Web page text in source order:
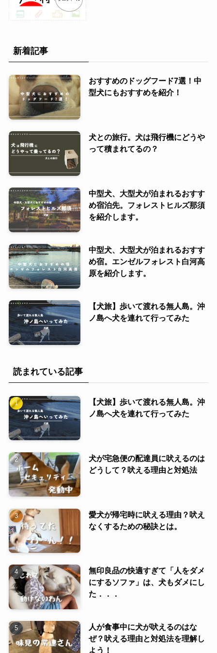
新着記事
おすすめのドッグフード7選！中
型犬にもおすすめを紹介！
犬との旅行。犬は飛行機にどうや
って積まれてるの？
中型犬、大型犬が泊まれるおすす
め宿泊先。フォレストヒルズ那須
を紹介します。
中型犬、大型犬が泊まれるおすす
め宿。エンゼルフォレスト白河高
原を紹介します。
【犬旅】歩いて渡れる無人島。沖
ノ島へ犬を連れて行ってみた
読まれている記事
【犬旅】歩いて渡れる無人島。沖
ノ島へ犬を連れて行ってみた
犬が宅急便の配達員に吠えるのは
どうして？吠える理由と対処法
愛犬が帰宅時に吠える理由？吠え
なくするための秘訣とは。
無印良品の快適すぎて「人をダメ
にするソファ」は、犬もダメにし
た．．．
人が食事中に犬が吠えるのはな
ぜ？吠える理由と対処法を理解し
よう！